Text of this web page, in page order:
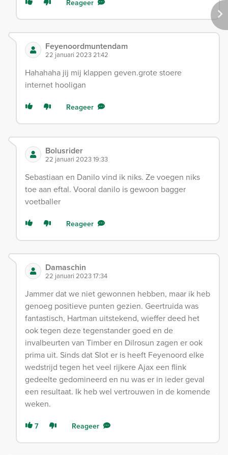
Reageer
Feyenoordmuntendam
22 januari 2023 21:42
Hahahaha jij mij klappen geven.grote stoere
internet hooligan
Reageer
Bolusrider
22 januari 2023 19:33
Sebastiaan en Danilo vind ik niks. Ze voegen niks
toe aan eftal. Vooral danilo is gewoon bagger
voetballer
Reageer
Damaschin
22 januari 2023 17:34
Jammer dat we niet gewonnen hebben, maar ik heb
genoeg positieve punten gezien. Geertruida was
fantastisch, Hartman uitstekend, wieffer deed het
ook tegen deze tegenstander goed en de
invalbeurten van Timber en Dilrosun zagen er ook
prima uit. Sinds dat Slot er is heeft Feyenoord elke
wedstrijd tegen het veel rijkere Ajax een flink
gedeelte gedomineerd en nu was er in ieder geval
een resultaat. Ik heb wel vertrouwen in de komende
weken.
7 Reageer